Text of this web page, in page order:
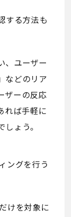
する方法も
、ユーザー
などのリア
ザーの反応
れば手軽に
ょう。
ングを行う
けを対象に